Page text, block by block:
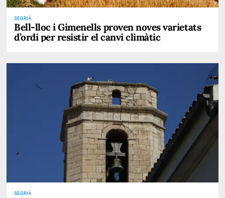
SEGRIÀ
Bell-lloc i Gimenells proven noves varietats
d’ordi per resistir el canvi climàtic
SEGRIÀ